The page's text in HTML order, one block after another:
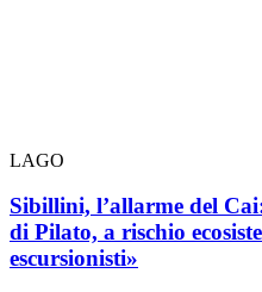
LAGO
Sibillini, l’allarme del
di Pilato, a rischio
escursionisti»